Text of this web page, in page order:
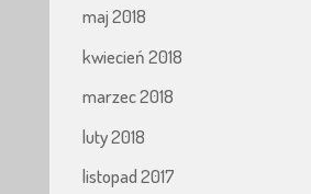
maj 2018
kwiecień 2018
marzec 2018
luty 2018
listopad 2017